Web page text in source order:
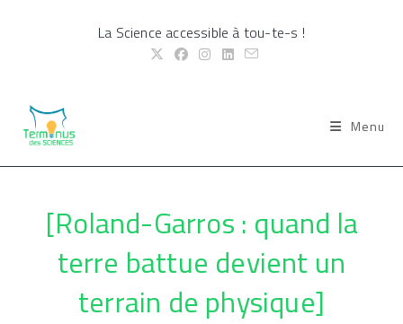
La Science accessible à tou-te-s !
Menu
[Roland-Garros : quand la
terre battue devient un
terrain de physique]